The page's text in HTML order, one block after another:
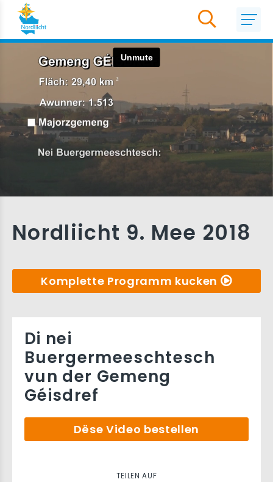
Nordliicht 9. Mee 2018
Komplette Programm kucken
Di nei
Buergermeeschtesch
vun der Gemeng
Géisdref
Dëse Video bestellen
TEILEN AUF